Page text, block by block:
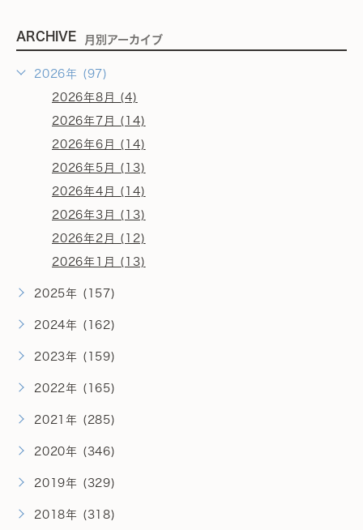
ARCHIVE 月別アーカイブ
2026年 (97)
2026年8月 (4)
2026年7月 (14)
2026年6月 (14)
2026年5月 (13)
2026年4月 (14)
2026年3月 (13)
2026年2月 (12)
2026年1月 (13)
2025年 (157)
2024年 (162)
2023年 (159)
2022年 (165)
2021年 (285)
2020年 (346)
2019年 (329)
2018年 (318)